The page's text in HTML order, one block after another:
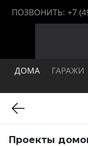
ПОЗВОНИТЬ: +7
ДОМА ГАРАЖИ
Проекты